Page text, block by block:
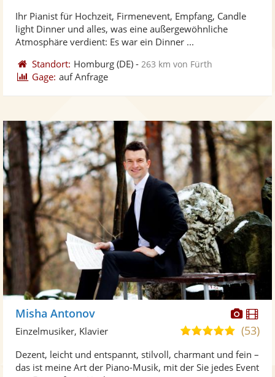
Fotos
5
Ihr Pianist für Hochzeit, Firmenevent, Empfang, Candle
light Dinner und alles, was eine außergewöhnliche
Atmosphäre verdient: Es war ein Dinner ...
Standort: Homburg (DE) - 263 km von Fürth
Gage: auf Anfrage
Fotos
Misha Antonov
5,0
5
(53)
Einzelmusiker, Klavier
Dezent, leicht und entspannt, stilvoll, charmant und fein –
das ist meine Art der Piano-Musik, mit der Sie jedes Event